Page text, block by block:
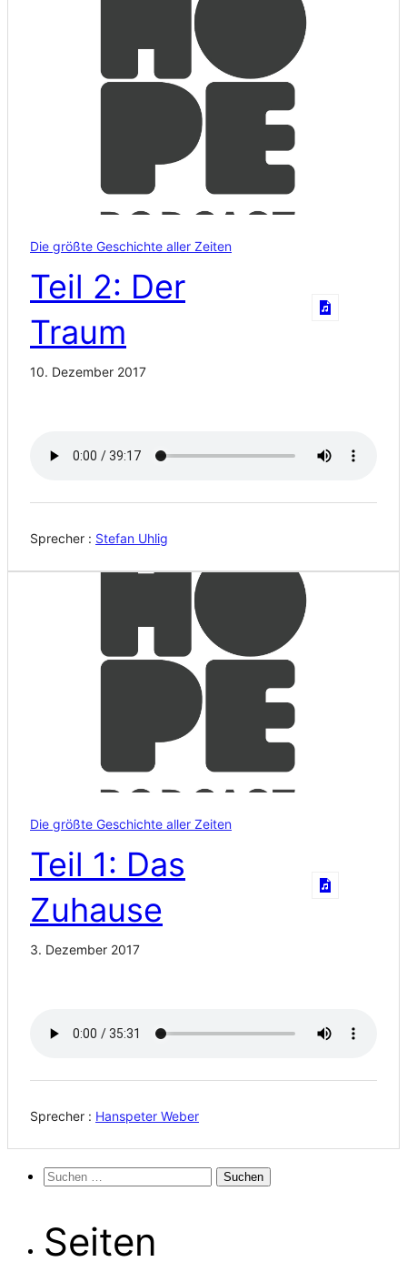
Die größte Geschichte aller Zeiten
Teil 2: Der
Traum
10. Dezember 2017
Sprecher : Stefan Uhlig
Die größte Geschichte aller Zeiten
Teil 1: Das
Zuhause
3. Dezember 2017
Sprecher : Hanspeter Weber
Suchen
Seiten